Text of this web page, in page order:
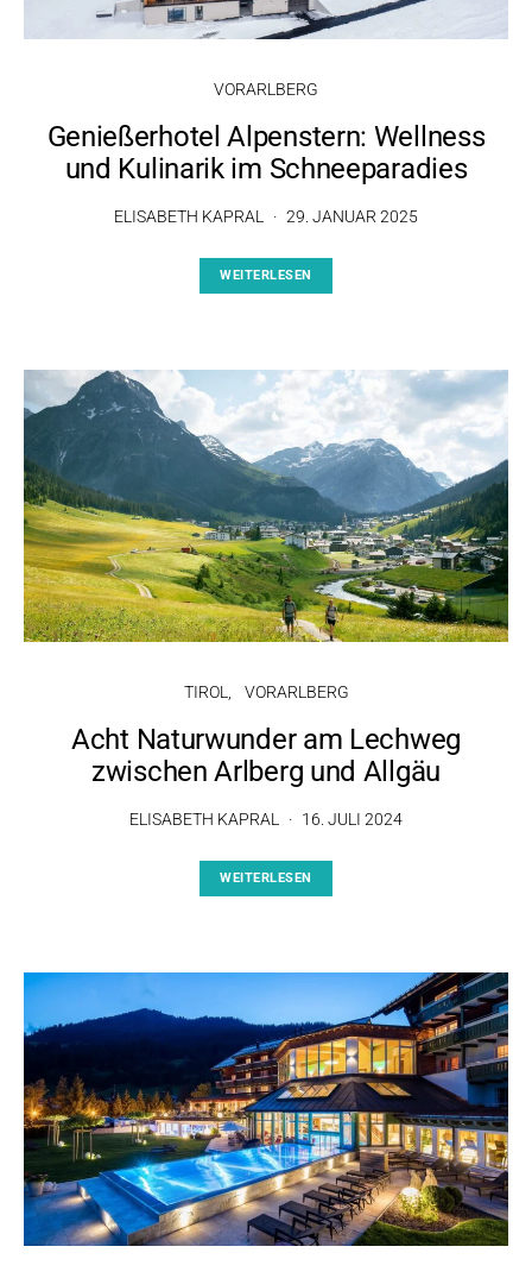
VORARLBERG
Genießerhotel Alpenstern: Wellness
und Kulinarik im Schneeparadies
ELISABETH KAPRAL 29. JANUAR 2025
WEITERLESEN
TIROL VORARLBERG
Acht Naturwunder am Lechweg
zwischen Arlberg und Allgäu
ELISABETH KAPRAL 16. JULI 2024
WEITERLESEN